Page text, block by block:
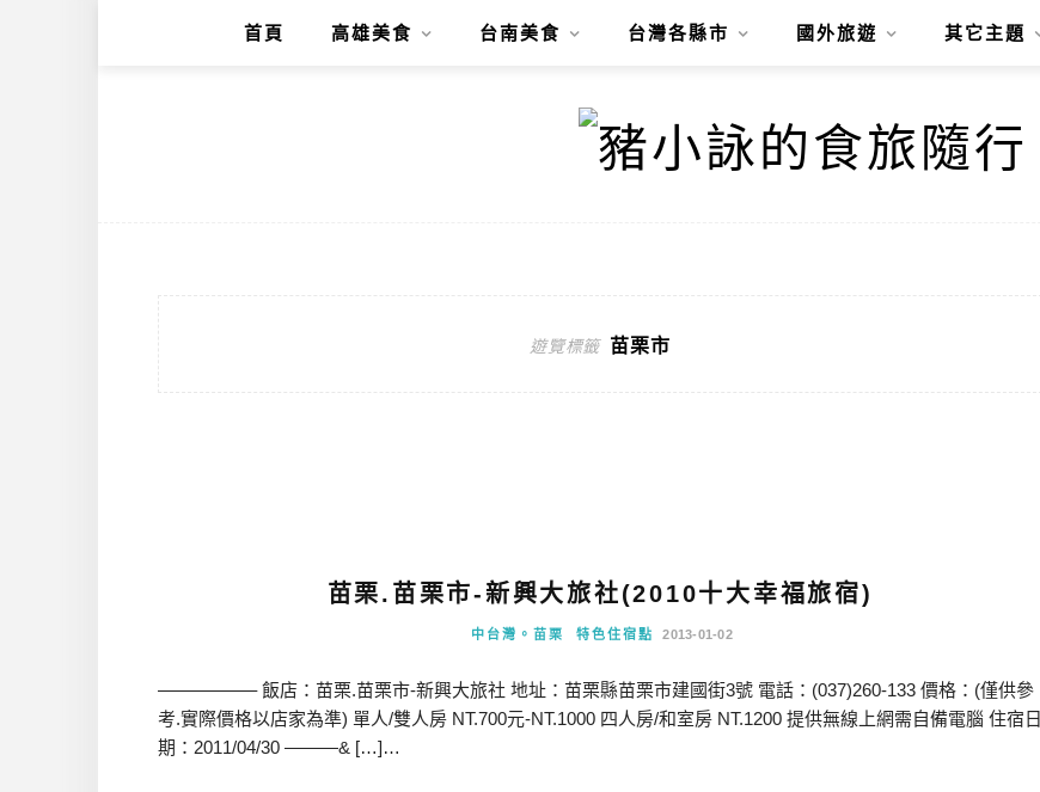
首頁 高雄美食 台南美食 台灣各縣市 國外旅遊 其它主題
遊覽標籤 苗栗市
苗栗.苗栗市-新興大旅社(2010十大幸福旅宿)
中台灣。苗栗 特色住宿點 2013-01-02
—————– 飯店：苗栗.苗栗市-新興大旅社 地址：苗栗縣苗栗市建國街3號 電話：(037)260-133 價格：(僅供參
考.實際價格以店家為準) 單人/雙人房 NT.700元-NT.1000 四人房/和室房 NT.1200 提供無線上網需自備電腦 住宿日
期：2011/04/30 ———& […]…